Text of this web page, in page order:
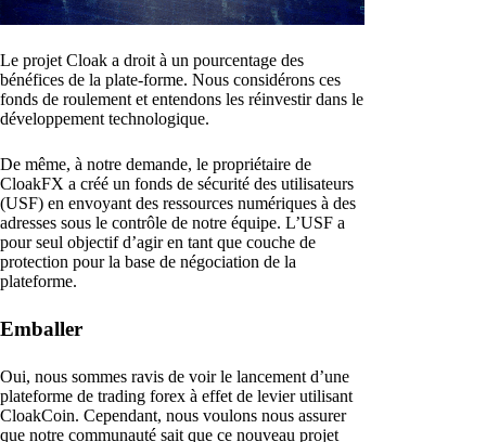
Le projet Cloak a droit à un pourcentage des
bénéfices de la plate-forme. Nous considérons ces
fonds de roulement et entendons les réinvestir dans le
développement technologique.
De même, à notre demande, le propriétaire de
CloakFX a créé un fonds de sécurité des utilisateurs
(USF) en envoyant des ressources numériques à des
adresses sous le contrôle de notre équipe. L’USF a
pour seul objectif d’agir en tant que couche de
protection pour la base de négociation de la
plateforme.
Emballer
Oui, nous sommes ravis de voir le lancement d’une
plateforme de trading forex à effet de levier utilisant
CloakCoin. Cependant, nous voulons nous assurer
que notre communauté sait que ce nouveau projet